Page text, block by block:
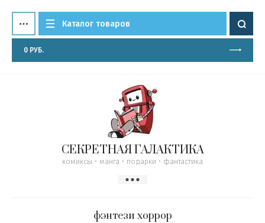
Каталог товаров
0 РУБ.
СЕКРЕТНАЯ ГАЛАКТИКА
комиксы • манга • подарки • фантастика
фэнтези хоррор